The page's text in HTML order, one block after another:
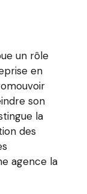
un rôle
en
son
la
des
agence la